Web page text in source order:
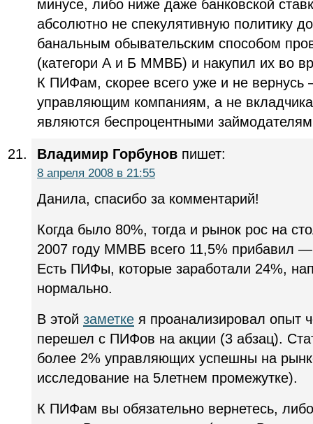
минусе, либо ниже даже банковской
абсолютно не спекулятивную политику
банальным обывательским способом
(категори А и Б ММВБ) и накупил их во
К ПИФам, скорее всего уже и не вернусь
управляющим компаниям, а не
являются беспроцентными
Владимир Горбунов пишет:
8 апреля 2008 в 21:55
Данила, спасибо за комментарий!
Когда было 80%, тогда и рынок рос на
2007 году ММВБ всего 11,5% прибавил
Есть ПИФы, которые заработали 24%,
нормально.
В этой заметке я проанализировал опыт
перешел с ПИФов на акции (3 абзац).
более 2% управляющих успешны на
исследование на 5летнем промежутке).
К ПИФам вы обязательно вернетесь,